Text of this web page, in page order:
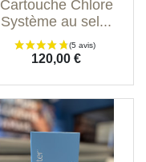
Cartouche Chlore
Système au sel...
Prix
120,00 €